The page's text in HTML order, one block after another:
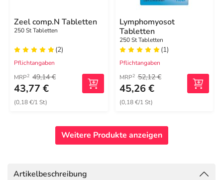
Zeel comp.N Tabletten
250 St Tabletten
(2)
Pflichtangaben
MRP2 49,14 €
43,77 €
(0,18 €/1 St)
Lymphomyosot
Tabletten
250 St Tabletten
(1)
Pflichtangaben
MRP2 52,12 €
45,26 €
(0,18 €/1 St)
Weitere Produkte anzeigen
Artikelbeschreibung